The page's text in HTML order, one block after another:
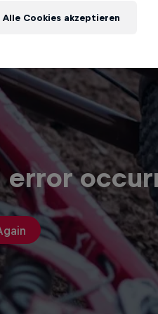
error
Alle Cookies akzeptieren